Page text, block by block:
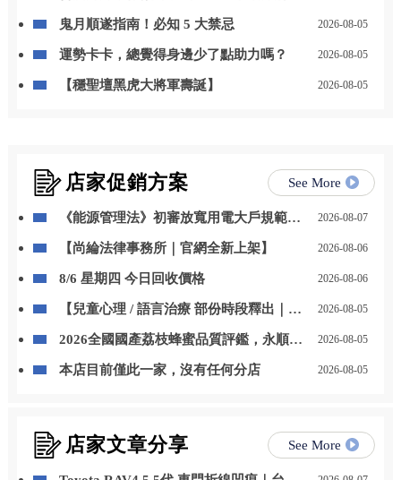
鬼月順遂指南！必知 5 大禁忌 2026-08-05
運勢卡卡，總覺得身邊少了點助力嗎？ 2026-08-05
【穩聖壇黑虎大將軍壽誕】 2026-08-05
店家促銷方案 See More
《能源管理法》初審放寬用電大戶規範，
2026-08-07
【尚綸法律事務所｜官網全新上架】 2026-08-06
8/6 星期四 今日回收價格 2026-08-06
【兒童心理 / 語言治療 部份時段釋出｜開
2026-08-05
2026全國國產荔枝蜂蜜品質評鑑，永順豐
2026-08-05
本店目前僅此一家，沒有任何分店 2026-08-05
店家文章分享 See More